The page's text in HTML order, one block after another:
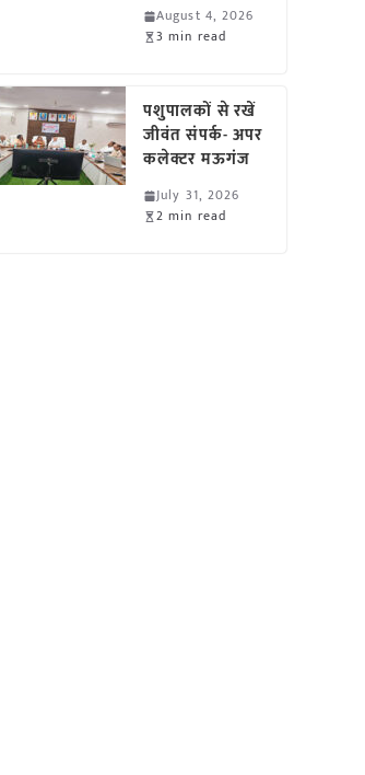
August 4, 2026
3 min read
पशुपालकों से रखें
जीवंत संपर्क- अपर
कलेक्टर मऊगंज
July 31, 2026
2 min read